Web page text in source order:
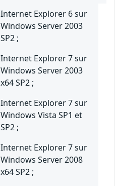
Internet Explorer 6 sur
Windows Server 2003
SP2 ;
Internet Explorer 7 sur
Windows Server 2003
x64 SP2 ;
Internet Explorer 7 sur
Windows Vista SP1 et
SP2 ;
Internet Explorer 7 sur
Windows Server 2008
x64 SP2 ;